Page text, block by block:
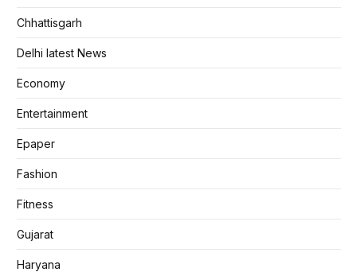
Chhattisgarh
Delhi latest News
Economy
Entertainment
Epaper
Fashion
Fitness
Gujarat
Haryana